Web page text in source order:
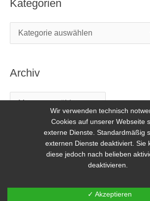
Kategorien
Archiv
Copyright © 2026
Wir verwenden technisch
Cookies auf unserer Webseite
externe Dienste. Standardmäßig
externen Dienste deaktiviert. Sie
diese jedoch nach belieben
deaktivieren.
✓ Akzeptieren